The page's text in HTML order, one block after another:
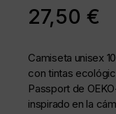
27,50€
Camiseta unisex
con tintas
Passport de
inspirado en la